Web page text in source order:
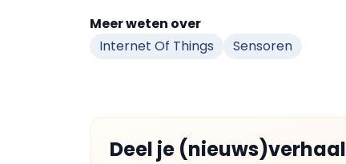
Meer weten over
Internet Of Things
Sensoren
Deel je (nieuws)verhaal